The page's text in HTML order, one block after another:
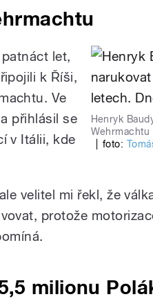
Henryk
Wehrmachtu
foto:
let,
k Říši,
Ve
přihlásil se
v Itálii, kde
velitel mi řekl, že
protože
milionu